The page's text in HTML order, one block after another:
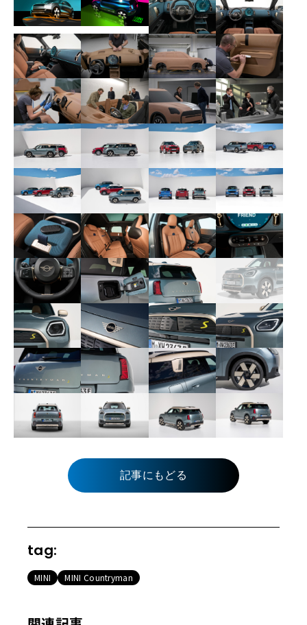
記事にもどる
tag:
MINI MINI Countryman